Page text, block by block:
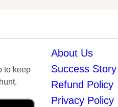
to keep
About Us
Success Story
Refund Policy
Privacy Policy